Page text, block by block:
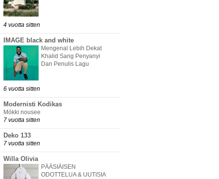
4 vuotta sitten
IMAGE black and white
Mengenal Lebih Dekat
Khalid Sang Penyanyi
Dan Penulis Lagu
6 vuotta sitten
Modernisti Kodikas
Mökki nousee
7 vuotta sitten
Deko 133
7 vuotta sitten
Willa Olivia
PÄÄSIÄISEN
ODOTTELUA & UUTISIA